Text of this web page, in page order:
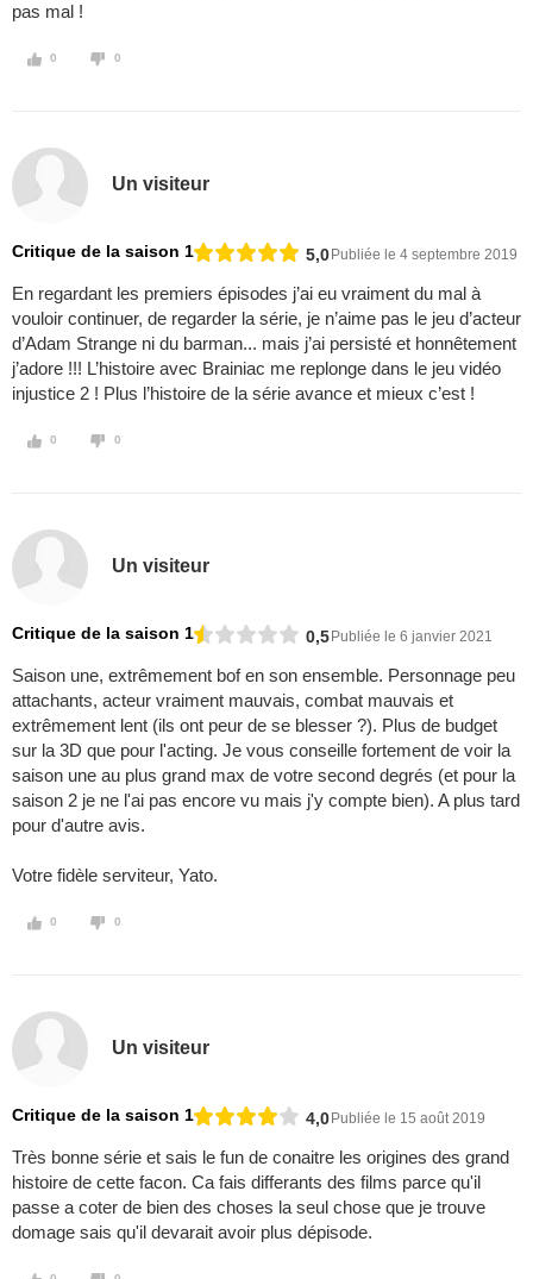
pas mal !
0 0
Un visiteur
Critique de la saison 1 5,0 Publiée le 4 septembre 2019
En regardant les premiers épisodes j’ai eu vraiment du mal à
vouloir continuer, de regarder la série, je n’aime pas le jeu d’acteur
d’Adam Strange ni du barman... mais j’ai persisté et honnêtement
j’adore !!! L’histoire avec Brainiac me replonge dans le jeu vidéo
injustice 2 ! Plus l’histoire de la série avance et mieux c’est !
0 0
Un visiteur
Critique de la saison 1 0,5 Publiée le 6 janvier 2021
Saison une, extrêmement bof en son ensemble. Personnage peu
attachants, acteur vraiment mauvais, combat mauvais et
extrêmement lent (ils ont peur de se blesser ?). Plus de budget
sur la 3D que pour l'acting. Je vous conseille fortement de voir la
saison une au plus grand max de votre second degrés (et pour la
saison 2 je ne l'ai pas encore vu mais j'y compte bien). A plus tard
pour d'autre avis.
Votre fidèle serviteur, Yato.
0 0
Un visiteur
Critique de la saison 1 4,0 Publiée le 15 août 2019
Très bonne série et sais le fun de conaitre les origines des grand
histoire de cette facon. Ca fais differants des films parce qu'il
passe a coter de bien des choses la seul chose que je trouve
domage sais qu'il devarait avoir plus dépisode.